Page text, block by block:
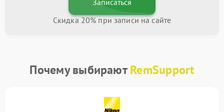
Записаться
Скидка 20% при записи на сайте
Почему выбираютRemSupport